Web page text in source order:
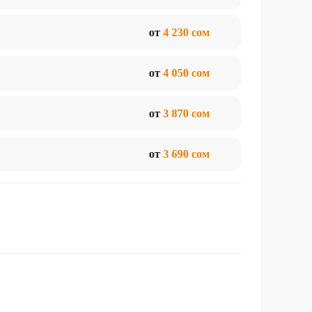
от 4 230 сом
от 4 050 сом
от 3 870 сом
от 3 690 сом